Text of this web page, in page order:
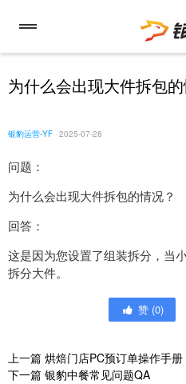
为什么会出现大件拆包的
银豹运营-YF 2025-07-28
问题：
为什么会出现大件拆包的情况？
回答：
这是因为您设置了组装拆分，当
拆分大件。
赞 (0)
上一篇 烘焙门店PC预订单操作手册
下一篇 银豹中餐常见问题QA